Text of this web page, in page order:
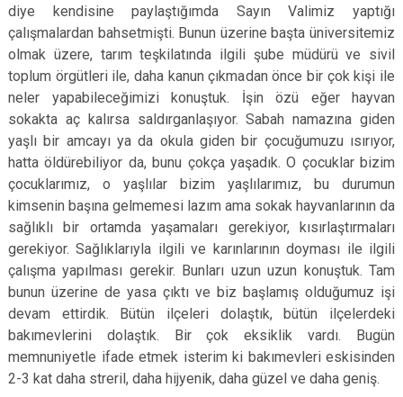
diye kendisine paylaştığımda Sayın Valimiz yaptığı
çalışmalardan bahsetmişti. Bunun üzerine başta üniversitemiz
olmak üzere, tarım teşkilatında ilgili şube müdürü ve sivil
toplum örgütleri ile, daha kanun çıkmadan önce bir çok kişi ile
neler yapabileceğimizi konuştuk. İşin özü eğer hayvan
sokakta aç kalırsa saldırganlaşıyor. Sabah namazına giden
yaşlı bir amcayı ya da okula giden bir çocuğumuzu ısırıyor,
hatta öldürebiliyor da, bunu çokça yaşadık. O çocuklar bizim
çocuklarımız, o yaşlılar bizim yaşlılarımız, bu durumun
kimsenin başına gelmemesi lazım ama sokak hayvanlarının da
sağlıklı bir ortamda yaşamaları gerekiyor, kısırlaştırmaları
gerekiyor. Sağlıklarıyla ilgili ve karınlarının doyması ile ilgili
çalışma yapılması gerekir. Bunları uzun uzun konuştuk. Tam
bunun üzerine de yasa çıktı ve biz başlamış olduğumuz işi
devam ettirdik. Bütün ilçeleri dolaştık, bütün ilçelerdeki
bakımevlerini dolaştık. Bir çok eksiklik vardı. Bugün
memnuniyetle ifade etmek isterim ki bakımevleri eskisinden
2-3 kat daha streril, daha hijyenik, daha güzel ve daha geniş.